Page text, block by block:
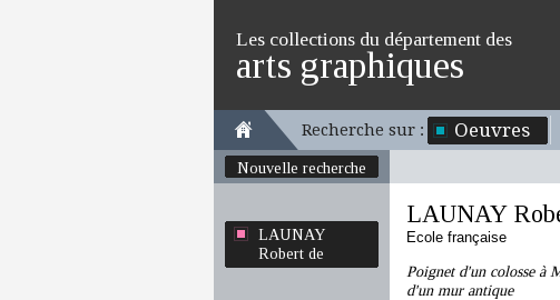
Les collections du département des
arts graphiques
Recherche sur : Oeuvres
Nouvelle recherche
LAUNAY
Robert de
LAUNAY
Ecole française
Poignet d'un colosse à
d'un mur antique